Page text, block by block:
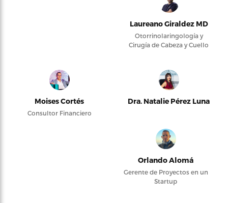
Laureano Giraldez MD
Otorrinolaringología y
Cirugía de Cabeza y Cuello
Moises Cortés
Consultor Financiero
Dra. Natalie Pérez Luna
Orlando Alomá
Gerente de Proyectos en un
Startup